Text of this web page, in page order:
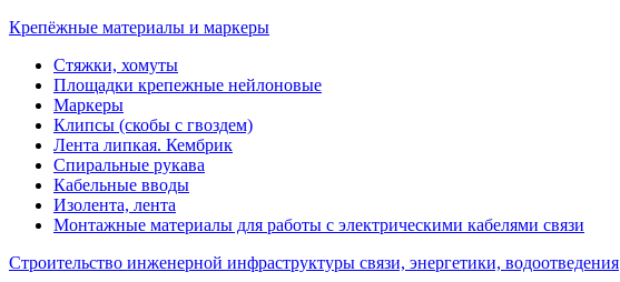
Крепёжные материалы и маркеры
Стяжки, хомуты
Площадки крепежные нейлоновые
Маркеры
Клипсы (скобы с гвоздем)
Лента липкая. Кембрик
Спиральные рукава
Кабельные вводы
Изолента, лента
Монтажные материалы для работы с электрическими кабелями связи
Строительство инженерной инфраструктуры связи, энергетики, водоотведения